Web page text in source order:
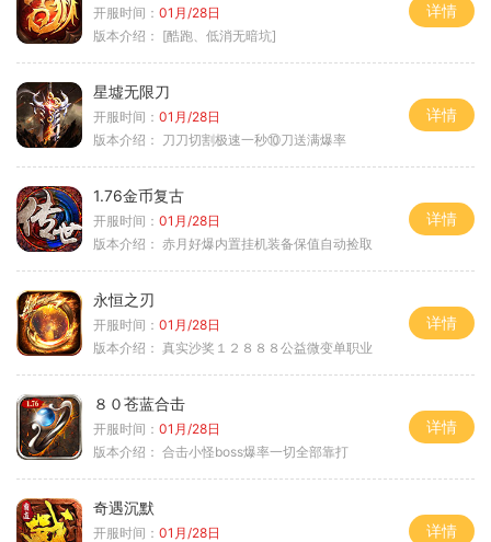
开服时间： 01月/28日
版本介绍： [酷跑、低消无暗坑]
详情
星墟无限刀
开服时间： 01月/28日
版本介绍： 刀刀切割极速一秒⑩刀送满爆率
详情
1.76金币复古
开服时间： 01月/28日
版本介绍： 赤月好爆内置挂机装备保值自动捡取
详情
永恒之刃
开服时间： 01月/28日
版本介绍： 真实沙奖１２８８８公益微变单职业
详情
８０苍蓝合击
开服时间： 01月/28日
版本介绍： 合击小怪boss爆率一切全部靠打
详情
奇遇沉默
开服时间： 01月/28日
详情